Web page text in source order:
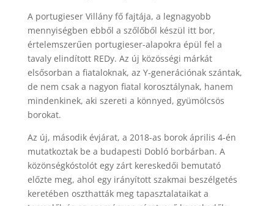
A portugieser Villány fő fajtája, a legnagyobb
mennyiségben ebből a szőlőből készül itt bor,
értelemszerűen portugieser-alapokra épül fel a
tavaly elindított REDy. Az új közösségi márkát
elsősorban a fiataloknak, az Y-generációnak szántak,
de nem csak a nagyon fiatal korosztálynak, hanem
mindenkinek, aki szereti a könnyed, gyümölcsös
borokat.
Az új, második évjárat, a 2018-as borok április 4-én
mutatkoztak be a budapesti Dobló borbárban. A
közönségkóstolót egy zárt kereskedői bemutató
előzte meg, ahol egy irányított szakmai beszélgetés
keretében oszthatták meg tapasztalataikat a